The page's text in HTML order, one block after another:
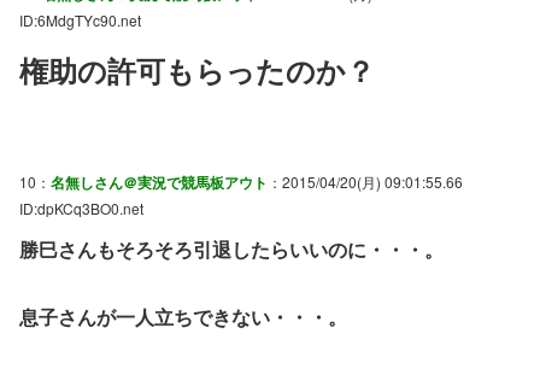
ID:6MdgTYc90.net
権助の許可もらったのか？
10： 名無しさん＠実況で競馬板アウト ：2015/04/20(月) 09:01:55.66
ID:dpKCq3BO0.net
勝巳さんもそろそろ引退したらいいのに・・・。
息子さんが一人立ちできない・・・。